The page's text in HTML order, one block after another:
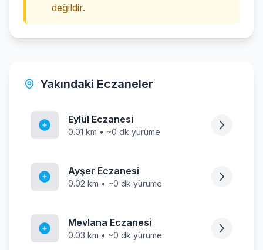
değildir.
Yakındaki Eczaneler
Eylül Eczanesi
0.01 km • ~0 dk yürüme
Ayşer Eczanesi
0.02 km • ~0 dk yürüme
Mevlana Eczanesi
0.03 km • ~0 dk yürüme